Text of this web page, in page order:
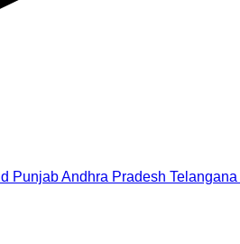
PunjabAndhra Pradesh Telangana